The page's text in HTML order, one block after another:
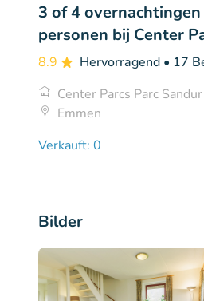
3 of 4
personen bij Center
8.9 Hervorragend • 17
Center Parcs Parc Sandur
Emmen
Verkauft: 0
Bilder